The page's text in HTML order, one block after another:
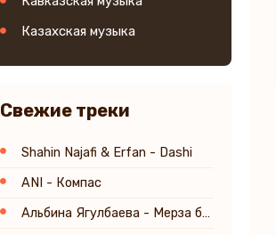
Казахская музыка
Свежие треки
Shahin Najafi & Erfan - Dashi
ANI - Компас
Альбина Ягулбаева - Мерза безам